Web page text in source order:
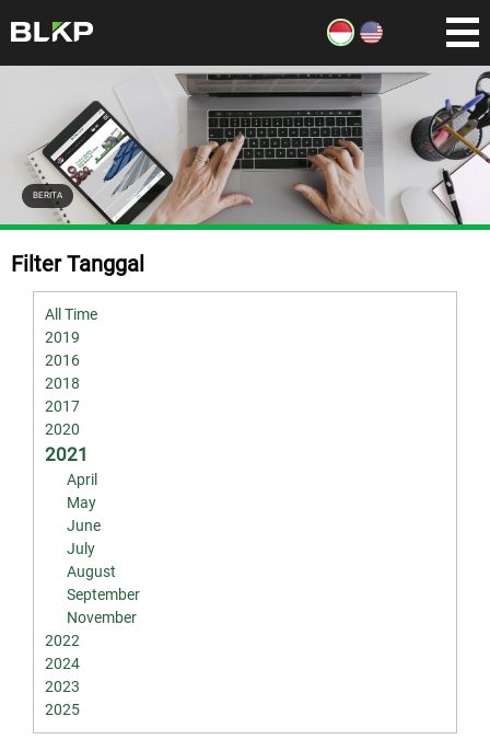
BERITA
Filter Tanggal
All Time
2019
2016
2018
2017
2020
2021
April
May
June
July
August
September
November
2022
2024
2023
2025